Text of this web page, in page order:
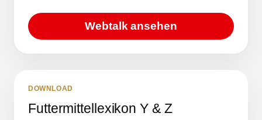
Webtalk ansehen
DOWNLOAD
Futtermittellexikon Y & Z